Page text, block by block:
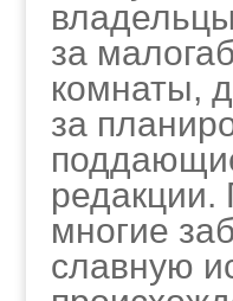
за
комнаты,
за
редакции.
многие
славную